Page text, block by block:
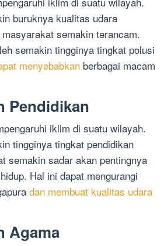
buruknya kualitas udara
semakin terancam.
semakin tingginya tingkat polusi
menyebabkan berbagai macam
Pendidikan
iklim di suatu wilayah.
tingginya tingkat pendidikan
semakin sadar akan pentingnya
hidup. Hal ini dapat mengurangi
dan membuat kualitas udara
Agama